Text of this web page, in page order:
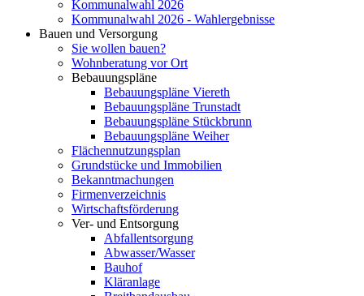
Kommunalwahl 2026
Kommunalwahl 2026 - Wahlergebnisse
Bauen und Versorgung
Sie wollen bauen?
Wohnberatung vor Ort
Bebauungspläne
Bebauungspläne Viereth
Bebauungspläne Trunstadt
Bebauungspläne Stückbrunn
Bebauungspläne Weiher
Flächennutzungsplan
Grundstücke und Immobilien
Bekanntmachungen
Firmenverzeichnis
Wirtschaftsförderung
Ver- und Entsorgung
Abfallentsorgung
Abwasser/Wasser
Bauhof
Kläranlage